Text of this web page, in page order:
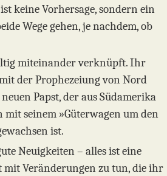
keine Vorhersage, sondern ein
Wege gehen, je nachdem, ob
miteinander verknüpft. Ihr
der Prophezeiung von Nord
Papst, der aus Südamerika
mit seinem »Güterwagen um den
ist.
Neuigkeiten – alles ist eine
mit Veränderungen zu tun, die ihr